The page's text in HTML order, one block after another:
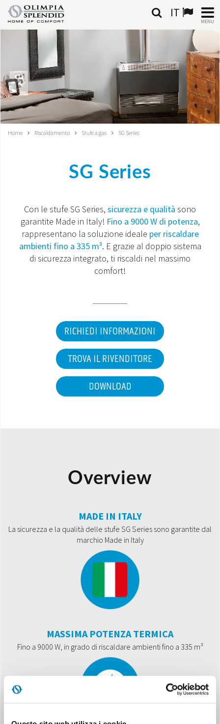
IT
MENU
ITALIANO
CLIMATIZZAZIONE
RISCALDAMENTO
CONTATTI
MONDO OS
INCENTIVI E DETRAZIONI
Home Riscaldamento Stufe a gas SG Series
SG Series
Con le stufe SG Series, sicurezza e qualità sono
garantite Made in Italy! Fino a 9000 W di potenza,
rappresentano la soluzione ideale per riscaldare
ambienti fino a 335 m³. E grazie al doppio sistema
di sicurezza integrato, ti riscaldi nel massimo
comfort!
RICHIEDI INFORMAZIONI
TROVA IL RIVENDITORE
DOWNLOAD
Overview
MADE IN ITALY
La sicurezza e la qualità delle stufe SG Series sono garantite dal
marchio Made in Italy
MASSIMA POTENZA TERMICA
Fino a 9000 W, in grado di riscaldare ambienti fino a 335 m³